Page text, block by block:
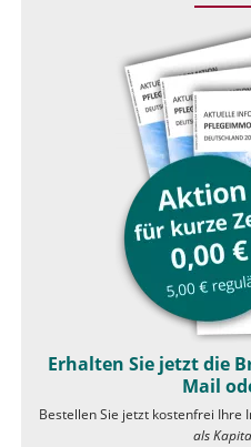
Erhalten Sie jetzt die
Mail
Bestellen Sie jetzt kostenfrei Ihre
als